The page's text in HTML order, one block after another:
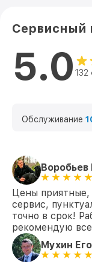
Сервисный
5.0 132
Обслуживание
Воробьев
Цены приятные,
сервис,
точно в срок!
рекомендую
Мухин